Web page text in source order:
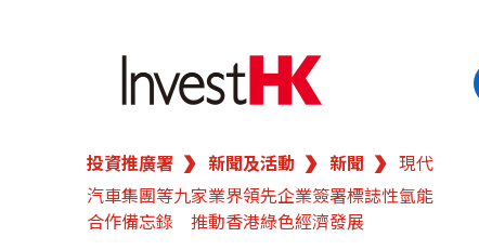
繁 简
香港營商優勢
投資推廣署 新聞及活動 新聞
現代
汽車集團等九家業界領先企業簽署標誌性氫能
合作備忘錄 推動香港綠色經濟發展